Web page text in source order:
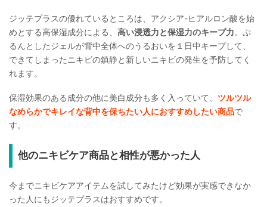
ジッテプラスの優れているところは、アクシア-ヒアルロン酸を始
めとする高保湿成分による、 高い浸透力と保湿力のキープ力。ぷ
るんとしたジェルが背中全体へのうるおいを１日中キープして、
できてしまったニキビの鎮静と新しいニキビの発生を予防してく
れます。
保湿効果のある成分の他に美白成分も多く入っていて、 ツルツル
なめらかでキレイな背中を保ちたい人におすすめしたい商品で
す。
他のニキビケア商品と相性が悪かった人
今までニキビケアアイテムを試してみたけど効果が実感できなか
った人にもジッテプラスはおすすめです。